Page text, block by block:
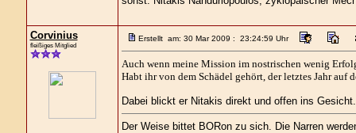
Corvinius
fleißiges Mitglied
Erstellt am: 30 Mar 2009 : 23:24:59 Uhr
Auch wenn meine Mission im nostrischen wenig
Habt ihr von dem Schädel gehört, der letztes Jahr
Dabei blickt er Nitakis direkt und offen ins
Der Weise bittet BORon zu sich. Die Narren